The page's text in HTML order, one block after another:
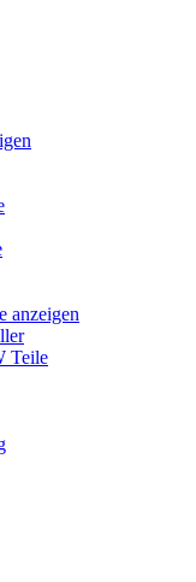
anzeigen
Teile